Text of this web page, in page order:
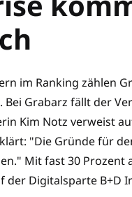
im Ranking zählen
Bei Grabarz fällt der
Kim Notz verweist
"Die Gründe für
Mit fast 30 Prozent
der Digitalsparte B+D